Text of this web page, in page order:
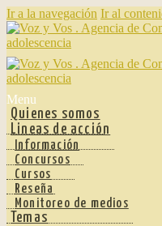
Ir a la navegación Ir al
Menu
Quienes somos
Lineas de acción
Información
Concursos
Cursos
Reseña
Monitoreo de medios
Temas